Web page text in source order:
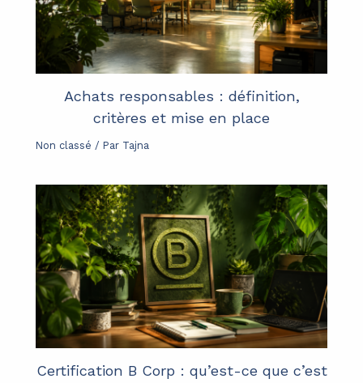
Achats responsables : définition,
critères et mise en place
Non classé / Par Tajna
Certification B Corp : qu’est-ce que c’est